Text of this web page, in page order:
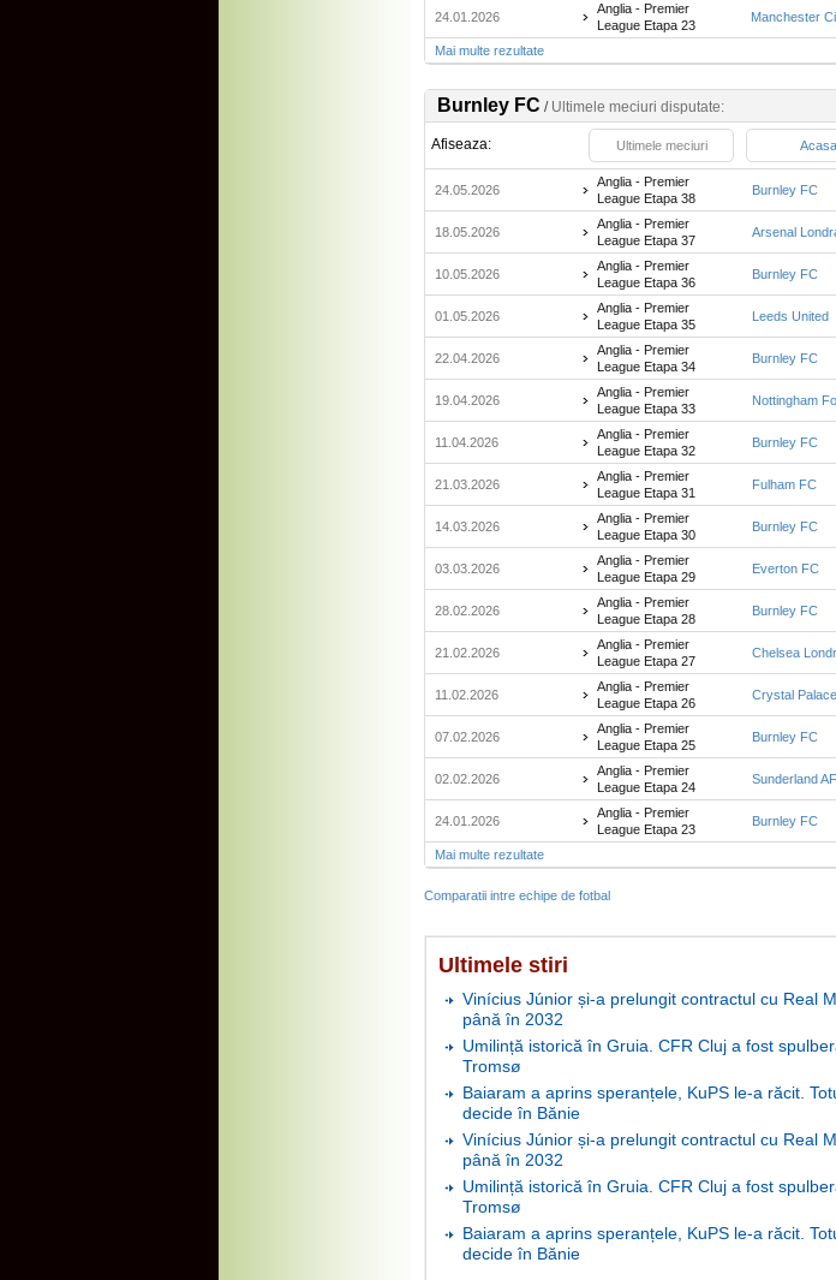
24.01.2026
Anglia - Premier
League Etapa 23
Manchester
Mai multe rezultate
Burnley FC / Ultimele meciuri disputate:
Afiseaza: Ultimele meciuri Acasa
24.05.2026
Anglia - Premier
League Etapa 38
Burnley FC
18.05.2026
Anglia - Premier
League Etapa 37
Arsenal
10.05.2026
Anglia - Premier
League Etapa 36
Burnley FC
01.05.2026
Anglia - Premier
League Etapa 35
Leeds United
22.04.2026
Anglia - Premier
League Etapa 34
Burnley FC
19.04.2026
Anglia - Premier
League Etapa 33
Nottingham
11.04.2026
Anglia - Premier
League Etapa 32
Burnley FC
21.03.2026
Anglia - Premier
League Etapa 31
Fulham FC
14.03.2026
Anglia - Premier
League Etapa 30
Burnley FC
03.03.2026
Anglia - Premier
League Etapa 29
Everton FC
28.02.2026
Anglia - Premier
League Etapa 28
Burnley FC
21.02.2026
Anglia - Premier
League Etapa 27
Chelsea
11.02.2026
Anglia - Premier
League Etapa 26
Crystal Palace
07.02.2026
Anglia - Premier
League Etapa 25
Burnley FC
02.02.2026
Anglia - Premier
League Etapa 24
Sunderland
24.01.2026
Anglia - Premier
League Etapa 23
Burnley FC
Mai multe rezultate
Comparatii intre echipe de fotbal
Ultimele stiri
Vinícius Júnior și-a prelungit contractul cu Real
până în 2032
Umilință istorică în Gruia. CFR Cluj a fost
Tromsø
Baiaram a aprins speranțele, KuPS le-a răcit.
decide în Bănie
Vinícius Júnior și-a prelungit contractul cu Real
până în 2032
Umilință istorică în Gruia. CFR Cluj a fost
Tromsø
Baiaram a aprins speranțele, KuPS le-a răcit.
decide în Bănie